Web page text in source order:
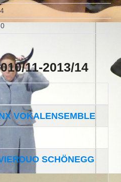
11-2013/14
VOKALENSEMBLE
SCHÖNEGG